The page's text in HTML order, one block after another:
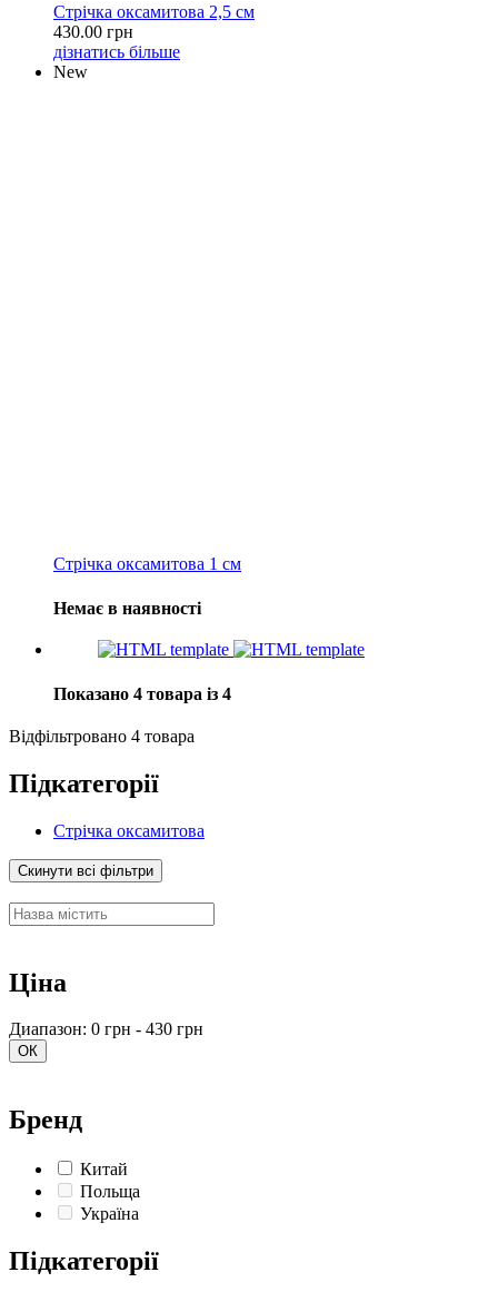
Стрічка оксамитова 2,5 см
430.00 грн
дізнатись більше
New
Стрічка оксамитова 1 см
Немає в наявності
Показано 4 товара із 4
Відфільтровано 4 товара
Підкатегорії
Стрічка оксамитова
Скинути всі фільтри
Ціна
Диапазон: 0 грн - 430 грн
ОК
Бренд
Китай
Польща
Україна
Підкатегорії